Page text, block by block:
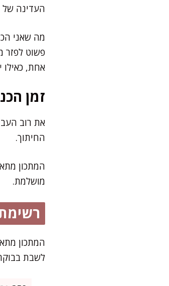
העדינה של
מה שאני
פשוט לפזר
אחת, כאילו
זמן
החיתוך.
המתכון
מושלמת.
לשבת